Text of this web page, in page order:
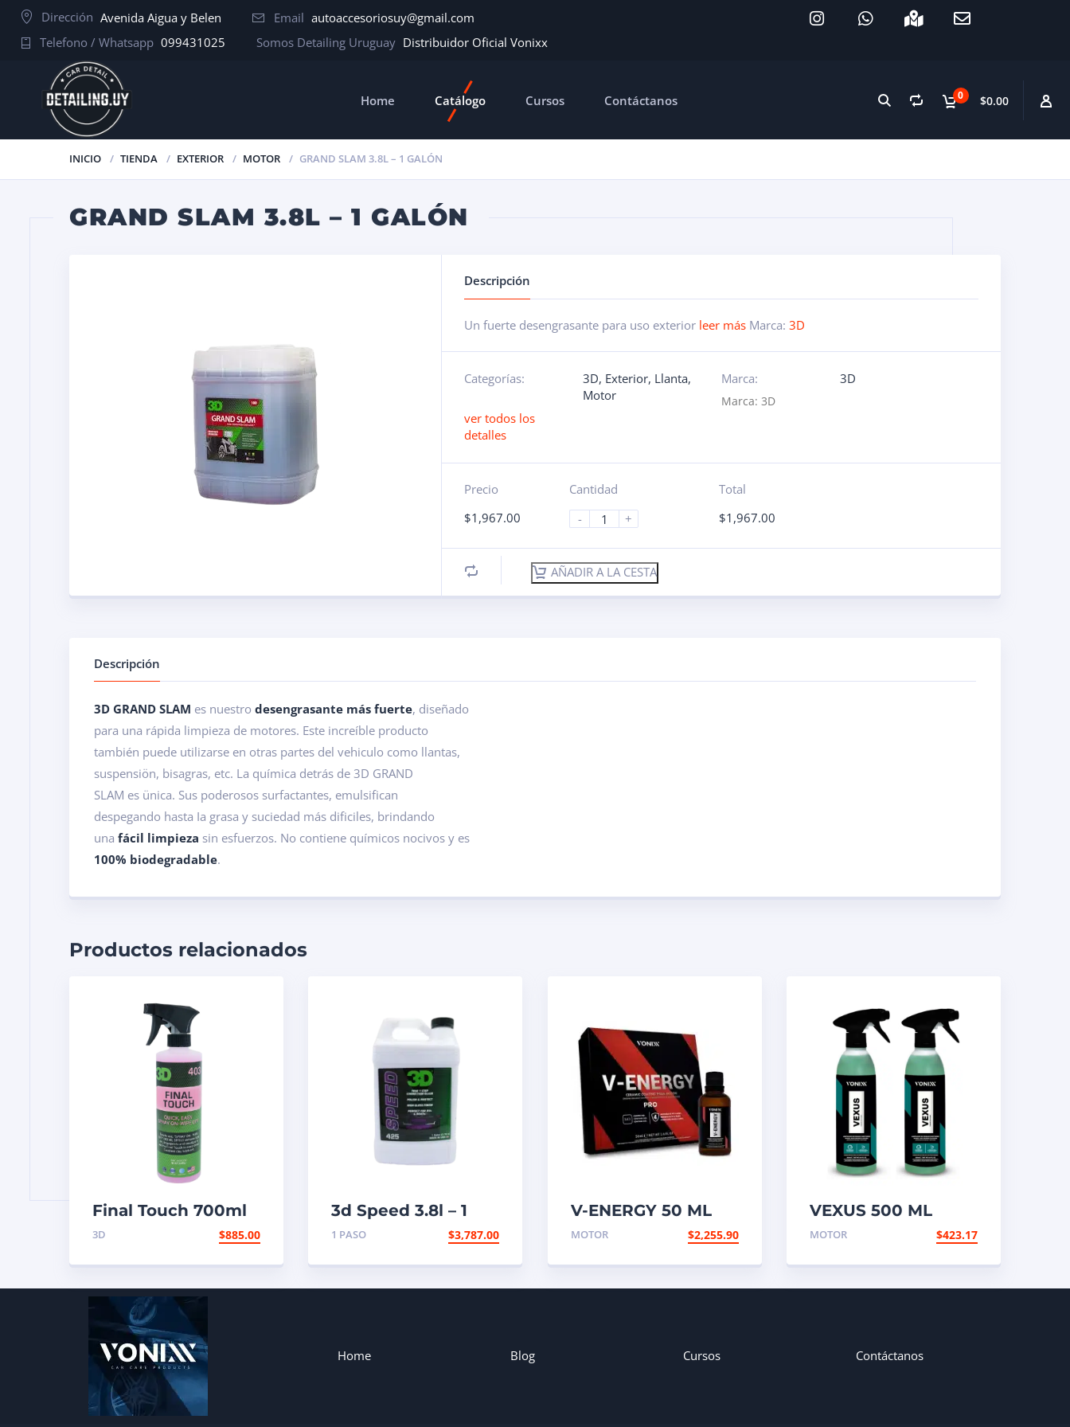
Dirección Avenida Aigua y Belen Email autoaccesoriosuy@gmail.com
Telefono / Whatsapp 099431025 Somos Detailing Uruguay Distribuidor Oficial Vonixx
0 $0.00
Home Catálogo Cursos Contáctanos
INICIO TIENDA EXTERIOR MOTOR GRAND SLAM 3.8L – 1 GALÓN
GRAND SLAM 3.8L – 1 GALÓN
Descripción
Un fuerte desengrasante para uso exterior leer más Marca:3D
Categorías: 3D, Exterior, Llanta,
Motor
Marca: 3D
ver todos los
detalles
Marca: 3D
Precio
$1,967.00
Cantidad
-
+
Total
$1,967.00
AÑADIR A LA CESTA
Descripción
3D GRAND SLAM es nuestro desengrasante más fuerte, diseñado
para una rápida limpieza de motores. Este increíble producto
también puede utilizarse en otras partes del vehiculo como llantas,
suspensiön, bisagras, etc. La química detrás de 3D GRAND
SLAM es ünica. Sus poderosos surfactantes, emulsifican
despegando hasta Ia grasa y suciedad más dificiles, brindando
una fácil limpieza sin esfuerzos. No contiene químicos nocivos y es
100% biodegradable.
Productos relacionados
Final Touch 700ml
3D $885.00
3d Speed 3.8l – 1
Galón
1 PASO $3,787.00
V-ENERGY 50 ML
MOTOR $2,255.90
VEXUS 500 ML
MOTOR $423.17
Home Blog Cursos Contáctanos